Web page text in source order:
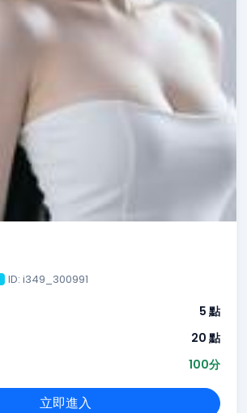
ID: i349_300991
5 點
20 點
100分
立即進入